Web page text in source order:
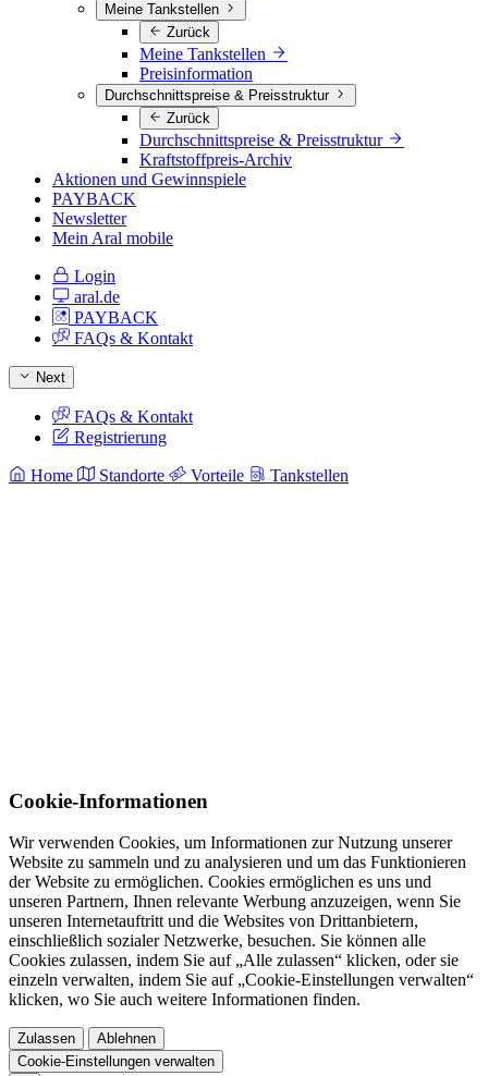
Meine Tankstellen
Zurück
Meine Tankstellen
Preisinformation
Durchschnittspreise & Preisstruktur
Zurück
Durchschnittspreise & Preisstruktur
Kraftstoffpreis-Archiv
Aktionen und Gewinnspiele
PAYBACK
Newsletter
Mein Aral mobile
Login
aral.de
PAYBACK
FAQs & Kontakt
Next
FAQs & Kontakt
Registrierung
Home Standorte Vorteile Tankstellen
Cookie-Informationen
Wir verwenden Cookies, um Informationen zur Nutzung unserer
Website zu sammeln und zu analysieren und um das Funktionieren
der Website zu ermöglichen. Cookies ermöglichen es uns und
unseren Partnern, Ihnen relevante Werbung anzuzeigen, wenn Sie
unseren Internetauftritt und die Websites von Drittanbietern,
einschließlich sozialer Netzwerke, besuchen. Sie können alle
Cookies zulassen, indem Sie auf „Alle zulassen“ klicken, oder sie
einzeln verwalten, indem Sie auf „Cookie-Einstellungen verwalten“
klicken, wo Sie auch weitere Informationen finden.
Zulassen
Ablehnen
Cookie-Einstellungen verwalten